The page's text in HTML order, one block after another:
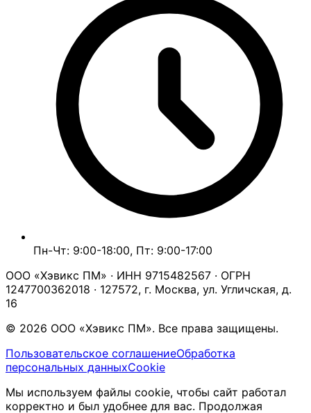
Пн-Чт: 9:00-18:00, Пт: 9:00-17:00
ООО «Хэвикс ПМ» · ИНН 9715482567 · ОГРН
1247700362018 · 127572, г. Москва, ул. Угличская, д.
16
© 2026 ООО «Хэвикс ПМ». Все права защищены.
Пользовательское соглашениеОбработка
персональных данныхCookie
Мы используем файлы cookie, чтобы сайт работал
корректно и был удобнее для вас. Продолжая